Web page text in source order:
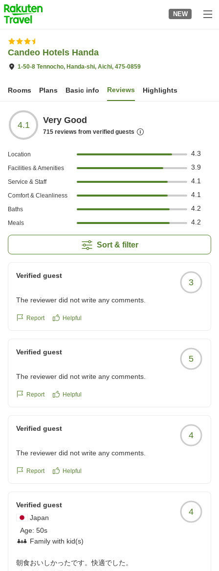
to
top
page
NEW
Candeo Hotels Handa
1-50-8 Tennocho, Handa-shi, Aichi, 475-0859
Rooms Plans Basic info Reviews Highlights
4.1 Very Good
715 reviews from verified guests
Location 4.3
Facilities & Amenities 3.9
Service & Staff 4.1
Comfort & Cleanliness 4.1
Baths 4.2
Meals 4.2
Sort & filter
Verified guest
3
The reviewer did not write any comments.
Report Helpful
Verified guest
5
The reviewer did not write any comments.
Report Helpful
Verified guest
4
The reviewer did not write any comments.
Report Helpful
Verified guest
Japan
Age: 50s
Family with kid(s)
4
朝食おいしかったです。快適でした。